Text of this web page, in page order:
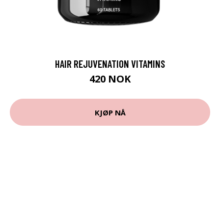
HAIR REJUVENATION VITAMINS
420 NOK
KJØP NÅ